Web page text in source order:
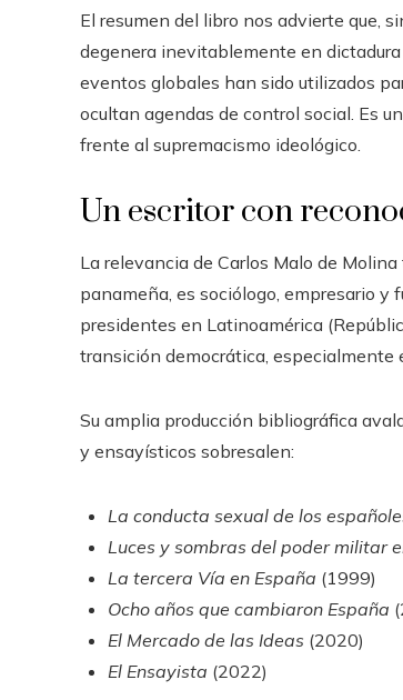
El resumen del libro nos advierte que,
degenera inevitablemente en
eventos globales han sido utilizados
ocultan agendas de control social. Es
frente al supremacismo ideológico.
Un escritor con
La relevancia de Carlos Malo de
panameña, es sociólogo, empresario y
presidentes en Latinoamérica
transición democrática, especialmente
Su amplia producción bibliográfica
y ensayísticos sobresalen:
La conducta sexual de los
Luces y sombras del poder militar
La tercera Vía en España (1999)
Ocho años que cambiaron España
El Mercado de las Ideas (2020)
El Ensayista (2022)